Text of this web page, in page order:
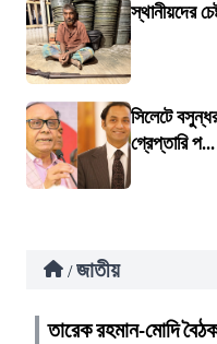
স্থানীয়দের
সিলেটে
গ্রেপ্তারি প...
/ জাতীয়
তারেক রহমান-মোদি